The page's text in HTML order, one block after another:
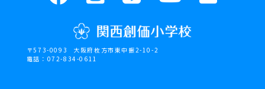
〒573-0093
大阪府枚方市東中振2-10-2
電話：072-834-0611